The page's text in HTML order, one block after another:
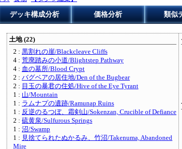
デッキ構成分析 価格分析 類似
土地 (22)
2 : 黒割れの崖/Blackcleave Cliffs
4 : 荒廃踏みの小道/Blightstep Pathway
4 : 血の墓所/Blood Crypt
2 : バグベアの居住地/Den of the Bugbear
2 : 目玉の暴君の住処/Hive of the Eye Tyrant
1 : 山/Mountain
1 : ラムナプの遺跡/Ramunap Ruins
1 : 反逆のるつぼ、霜剣山/Sokenzan, Crucible of Defiance
2 : 硫黄泉/Sulfurous Springs
1 : 沼/Swamp
1 : 見捨てられたぬかるみ、竹沼/Takenuma, Abandoned
Mire